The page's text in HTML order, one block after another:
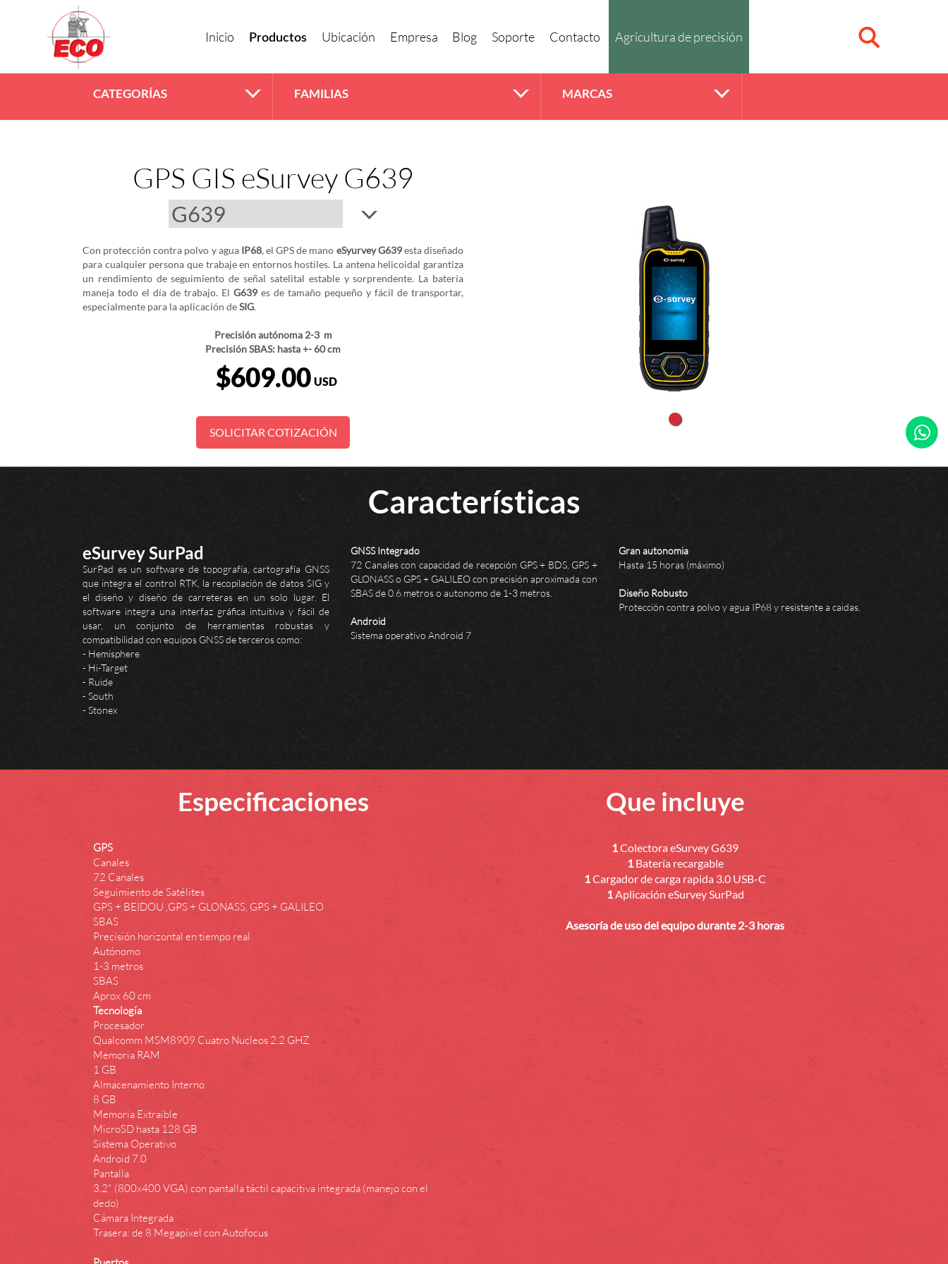
Inicio Productos Ubicación Empresa Blog Soporte Contacto Agricultura de precisión
CATEGORÍAS FAMILIAS MARCAS
GPS GIS eSurvey G639
Con protección contra polvo y agua IP68, el GPS de mano eSyurvey G639esta diseñado
para cualquier persona que trabaje en entornos hostiles. La antena helicoidal garantiza
un rendimiento de seguimiento de señal satelital estable y sorprendente. La batería
maneja todo el día de trabajo. El G639 es de tamaño pequeño y fácil de transportar,
especialmente para la aplicación deSIG.‎
Precisión autónoma 2-3 m
Precisión SBAS: hasta +- 60 cm
$609.00 USD
SOLICITAR COTIZACIÓN
Características
eSurvey SurPad
‎SurPad es un software de topografía, cartografía GNSS
que integra el control RTK, la recopilación de datos SIG y
el diseño y diseño de carreteras en un solo lugar. El
software integra una interfaz gráfica intuitiva y fácil de
usar, un conjunto de herramientas robustas y
compatibilidad con equipos GNSS de terceros como:
- Hemisphere
- Hi-Target
- Ruide
- South
- Stonex
GNSS Integrado
72 Canales con capacidad de recepción GPS + BDS, GPS +
GLONASS o GPS + GALILEO con precisión aproximada con
SBAS de 0.6 metros o autonomo de 1-3 metros.
Android
Sistema operativo Android 7
Gran autonomia
Hasta 15 horas (máximo)
Diseño Robusto
Protección contra polvo y agua IP68 y resistente a caidas.
Especificaciones
GPS
Canales
72 Canales
Seguimiento de Satélites
GPS + BEIDOU ,GPS + GLONASS, GPS + GALILEO
SBAS
Precisión horizontal en tiempo real
Autónomo
1-3 metros
SBAS
Aprox 60 cm
Tecnología
Procesador
Qualcomm MSM8909 Cuatro Nucleos 2.2 GHZ
Memoria RAM
1 GB
Almacenamiento Interno
8 GB
Memoria Extraíble
MicroSD hasta 128 GB
Sistema Operativo
Android 7.0
Pantalla
3.2" (800x400 VGA) con pantalla táctil capacitiva integrada (manejo con el
dedo)
Cámara Integrada
Trasera: de 8 Megapíxel con Autofocus
Que incluye
1Colectora eSurvey G639
1Batería recargable
1Cargador de carga rapida 3.0 USB-C
1Aplicación eSurvey SurPad
Asesoría de uso del equipo durante 2-3 horas